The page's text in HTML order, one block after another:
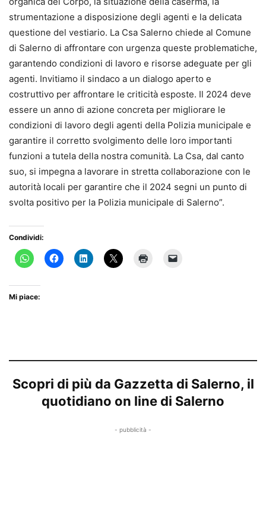
strumentazione a disposizione degli agenti e la delicata
questione del vestiario. La Csa Salerno chiede al Comune
di Salerno di affrontare con urgenza queste problematiche,
garantendo condizioni di lavoro e risorse adeguate per gli
agenti. Invitiamo il sindaco a un dialogo aperto e
costruttivo per affrontare le criticità esposte. Il 2024 deve
essere un anno di azione concreta per migliorare le
condizioni di lavoro degli agenti della Polizia municipale e
garantire il corretto svolgimento delle loro importanti
funzioni a tutela della nostra comunità. La Csa, dal canto
suo, si impegna a lavorare in stretta collaborazione con le
autorità locali per garantire che il 2024 segni un punto di
svolta positivo per la Polizia municipale di Salerno”.
Condividi:
Mi piace:
Scopri di più da Gazzetta di Salerno, il
quotidiano on line di Salerno
- pubblicità -